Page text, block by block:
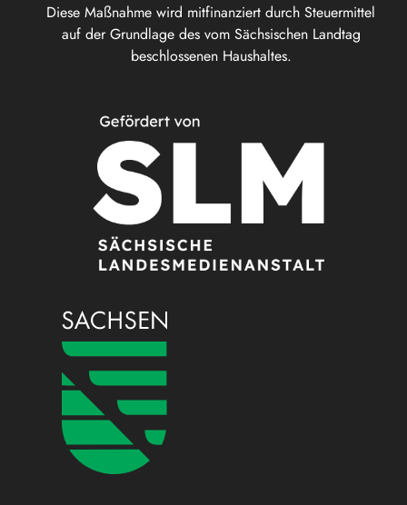
Diese Maßnahme wird mitfinanziert durch Steuermittel
auf der Grundlage des vom Sächsischen Landtag
beschlossenen Haushaltes.